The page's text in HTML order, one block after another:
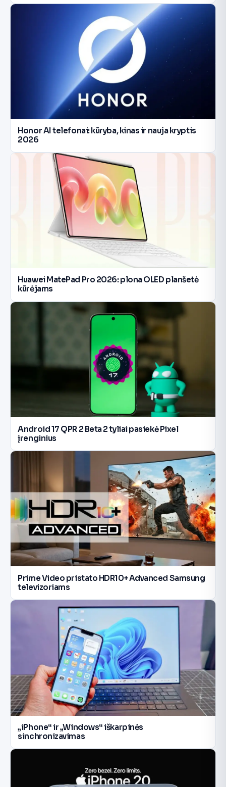
Honor AI telefonai: kūryba, kinas ir nauja kryptis
2026
Huawei MatePad Pro 2026: plona OLED planšetė
kūrėjams
Android 17 QPR 2 Beta 2 tyliai pasiekė Pixel
įrenginius
Prime Video pristato HDR10+ Advanced Samsung
televizoriams
„iPhone“ ir „Windows“ iškarpinės
sinchronizavimas